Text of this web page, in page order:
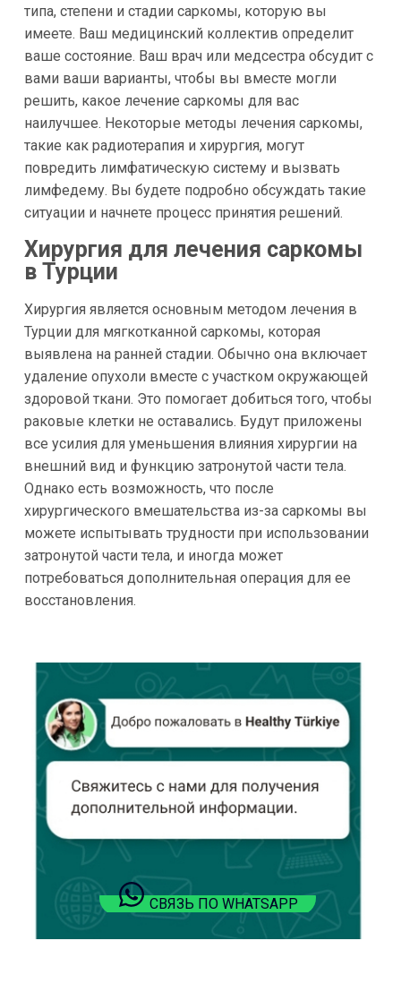
типа, степени и стадии саркомы, которую вы
имеете. Ваш медицинский коллектив определит
ваше состояние. Ваш врач или медсестра обсудит с
вами ваши варианты, чтобы вы вместе могли
решить, какое лечение саркомы для вас
наилучшее. Некоторые методы лечения саркомы,
такие как радиотерапия и хирургия, могут
повредить лимфатическую систему и вызвать
лимфедему. Вы будете подробно обсуждать такие
ситуации и начнете процесс принятия решений.
Хирургия для лечения саркомы
в Турции
Хирургия является основным методом лечения в
Турции для мягкотканной саркомы, которая
выявлена на ранней стадии. Обычно она включает
удаление опухоли вместе с участком окружающей
здоровой ткани. Это помогает добиться того, чтобы
раковые клетки не оставались. Будут приложены
все усилия для уменьшения влияния хирургии на
внешний вид и функцию затронутой части тела.
Однако есть возможность, что после
хирургического вмешательства из-за саркомы вы
можете испытывать трудности при использовании
затронутой части тела, и иногда может
потребоваться дополнительная операция для ее
восстановления.
СВЯЗЬ ПО WHATSAPP